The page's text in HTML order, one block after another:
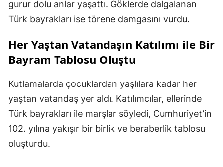
gurur dolu anlar yaşattı. Göklerde dalgalanan
Türk bayrakları ise törene damgasını vurdu.
Her Yaştan Vatandaşın Katılımı ile Bir
Bayram Tablosu Oluştu
Kutlamalarda çocuklardan yaşlılara kadar her
yaştan vatandaş yer aldı. Katılımcılar, ellerinde
Türk bayrakları ile marşlar söyledi, Cumhuriyet’in
102. yılına yakışır bir birlik ve beraberlik tablosu
oluşturdu.